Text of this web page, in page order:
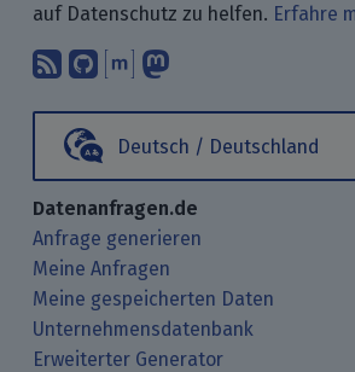
auf Datenschutz zu helfen. Erfahre
Abonniere unsere
Finde uns bei
Unterhalte Dich
Deutsch / Deutschland
Datenanfragen.de
Anfrage generieren
Meine Anfragen
Meine gespeicherten Daten
Unternehmensdatenbank
Erweiterter Generator